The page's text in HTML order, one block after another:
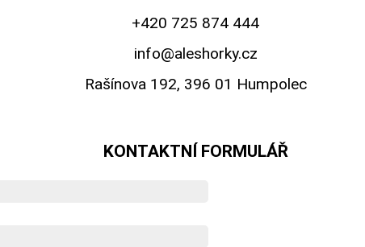
+420 725 874 444
info@aleshorky.cz
Rašínova 192, 396 01 Humpolec
KONTAKTNÍ FORMULÁŘ